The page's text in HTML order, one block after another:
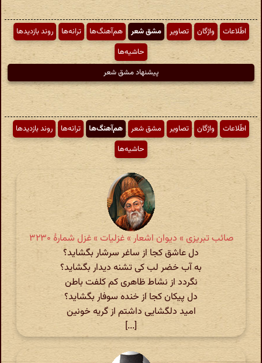
اطّلاعات واژگان تصاویر مشق شعر هم‌آهنگ‌ها ترانه‌ها
روند بازدیدها
حاشیه‌ها
پیشنهاد مشق شعر
اطّلاعات واژگان تصاویر مشق شعر هم‌آهنگ‌ها ترانه‌ها
روند بازدیدها
حاشیه‌ها
صائب تبریزی » دیوان اشعار » غزلیات » غزل شمارهٔ ۳۲۳۰
دل عاشق کجا از ساغر سرشار بگشاید؟
به آب خضر لب کی تشنه دیدار بگشاید؟
نگردد از نشاط ظاهری کم کلفت باطن
دل پیکان کجا از خنده سوفار بگشاید؟
امید دلگشایی داشتم از گریه خونین
[...]